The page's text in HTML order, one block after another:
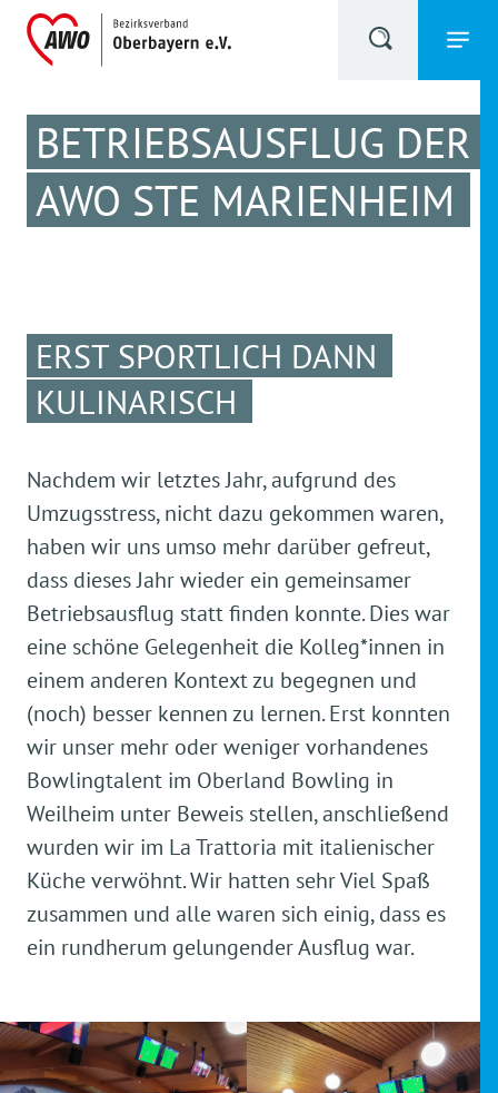
BETRIEBSAUSFLUG DER
AWO STE MARIENHEIM
ERST SPORTLICH DANN
KULINARISCH
Nachdem wir letztes Jahr, aufgrund des
Umzugsstress, nicht dazu gekommen waren,
haben wir uns umso mehr darüber gefreut,
dass dieses Jahr wieder ein gemeinsamer
Betriebsausflug statt finden konnte. Dies war
eine schöne Gelegenheit die Kolleg*innen in
einem anderen Kontext zu begegnen und
(noch) besser kennen zu lernen. Erst konnten
wir unser mehr oder weniger vorhandenes
Bowlingtalent im Oberland Bowling in
Weilheim unter Beweis stellen, anschließend
wurden wir im La Trattoria mit italienischer
Küche verwöhnt. Wir hatten sehr Viel Spaß
zusammen und alle waren sich einig, dass es
ein rundherum gelungender Ausflug war.